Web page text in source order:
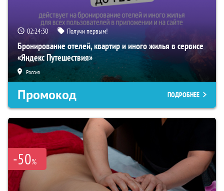
02:24:28 Получи первым!
Бронирование отелей, квартир и иного жилья в сервисе
«Яндекс Путешествия»
Россия
Промокод ПОДРОБНЕЕ
-50%